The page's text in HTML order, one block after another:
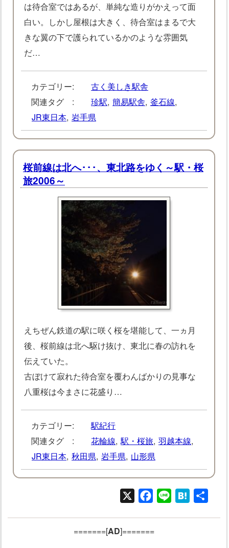
は待合室ではあるが、単純な造りがかえって面
白い。しかし屋根は大きく、待合室はまるで大
きな翼の下で護られているかのような雰囲気
だ…
カテゴリー:
古く美しき駅舎
関連タグ :
珍駅, 簡易駅舎, 釜石線,
JR東日本, 岩手県
桜前線は北へ･･･、東北路をゆく～駅・桜
旅2006～
えちぜん鉄道の駅に咲く桜を堪能して、一ヵ月
後、桜前線は北へ駆け抜け、東北に春の訪れを
伝えていた。
古ぼけて寂れた待合室を覆わんばかりの見事な
八重桜は今まさに花盛り…
カテゴリー:
駅紀行
関連タグ :
花輪線, 駅・桜旅, 羽越本線,
JR東日本, 秋田県, 岩手県, 山形県
Facebook
Line Hatena
=======[AD]=======